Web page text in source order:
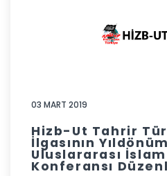
03 MART 2019
Hizb-Ut Tahrir
İlgasının
Uluslararası
Konferansı